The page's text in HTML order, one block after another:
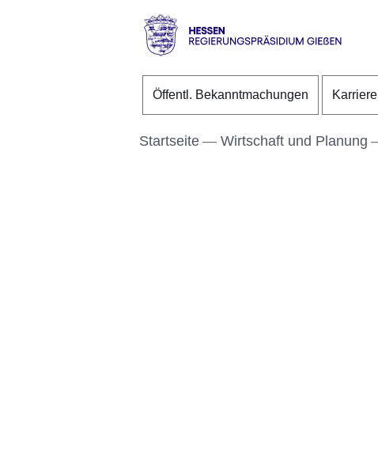
Direkt zum Kopf der Seite
Direkt zum Inhalt
Direkt zum Fuß der Seite
RP
Öffentl. Bekanntmachungen Karriere
Startseite Wirtschaft und Planung